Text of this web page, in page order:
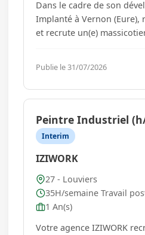
Dans le cadre de son
Implanté à Vernon (Eure),
et recrute un(e)
façonnage, OCTAVO se
exigence qualité, sa
son engagement auprès
Publie le 31/07/2026
Peintre Industriel
Interim
IZIWORK
27 - Louviers
35H/semaine Travail
1 An(s)
Votre agence IZIWORK